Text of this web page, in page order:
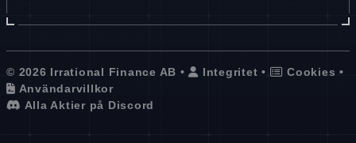
© 2026 Irrational Finance AB • Integritet • Cookies •
Användarvillkor
Alla Aktier på Discord